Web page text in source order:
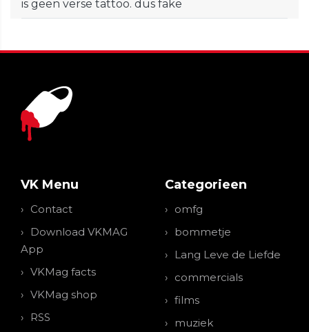
is geen verse tattoo. dus fake
VK Menu
Contact
Download VKMAG
App
VKMag facts
VKMag shop
RSS
Categorieen
omfg
bommetje
Lang Leve de Liefde
commercials
films
muziek